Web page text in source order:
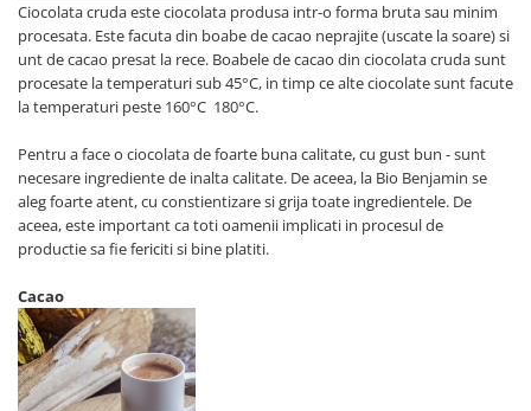
Ciocolata cruda este ciocolata produsa intr-o forma bruta sau minim
procesata. Este facuta din boabe de cacao neprajite (uscate la soare) si
unt de cacao presat la rece. Boabele de cacao din ciocolata cruda sunt
procesate la temperaturi sub 45°C, in timp ce alte ciocolate sunt facute
la temperaturi peste 160°C 180°C.
Pentru a face o ciocolata de foarte buna calitate, cu gust bun - sunt
necesare ingrediente de inalta calitate. De aceea, la Bio Benjamin se
aleg foarte atent, cu constientizare si grija toate ingredientele. De
aceea, este important ca toti oamenii implicati in procesul de
productie sa fie fericiti si bine platiti.
Cacao